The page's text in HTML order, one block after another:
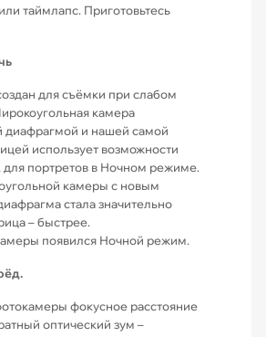
таймлапс. Приготовьтесь
для съёмки при слабом
камера
диафрагмой и нашей самой
использует возможности
для портретов в Ночном режиме.
камеры с новым
стала значительно
– быстрее.
появился Ночной режим.
фокусное расстояние
оптический зум –